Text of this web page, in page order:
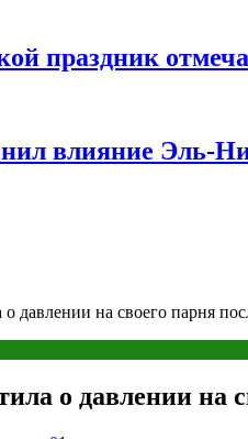
праздник
влияние Эль-
давлении на своего парня
о давлении на